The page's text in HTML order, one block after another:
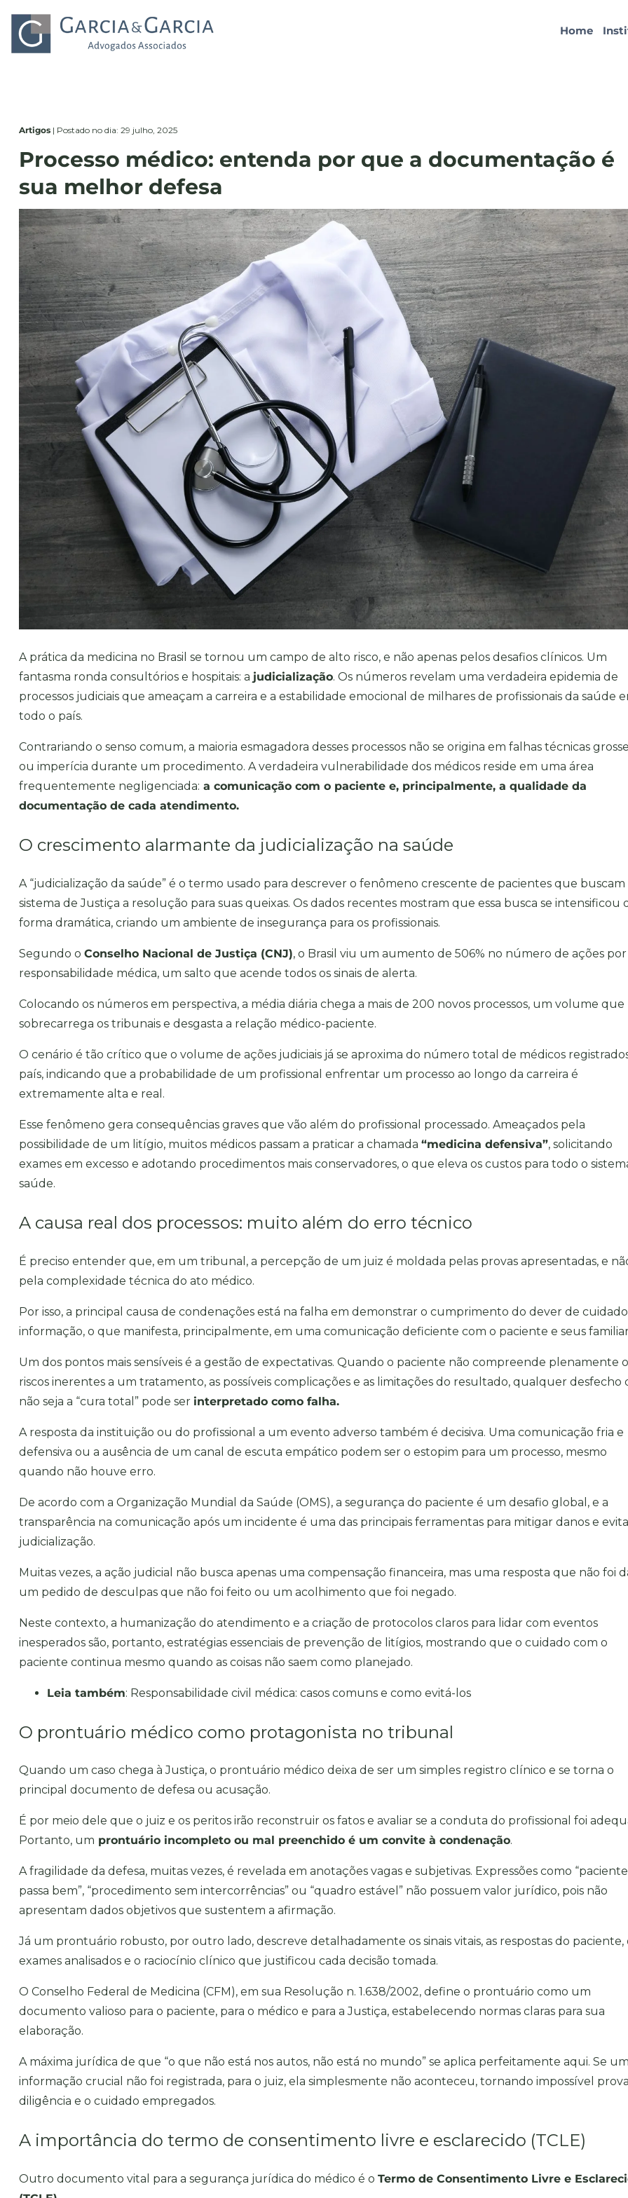
Home
Artigos | Postado no dia: 29 julho, 2025
Processo médico: entenda por que a documentação é
sua melhor defesa
A prática da medicina no Brasil se tornou um campo de alto risco, e não apenas pelos desafios clínicos. Um
fantasma ronda consultórios e hospitais: a judicialização. Os números revelam uma verdadeira epidemia de
processos judiciais que ameaçam a carreira e a estabilidade emocional de milhares de profissionais da saúde
todo o país.
Contrariando o senso comum, a maioria esmagadora desses processos não se origina em falhas técnicas
ou imperícia durante um procedimento. A verdadeira vulnerabilidade dos médicos reside em uma área
frequentemente negligenciada: a comunicação com o paciente e, principalmente, a qualidade da
documentação de cada atendimento.
O crescimento alarmante da judicialização na saúde
A “judicialização da saúde” é o termo usado para descrever o fenômeno crescente de pacientes que buscam
sistema de Justiça a resolução para suas queixas. Os dados recentes mostram que essa busca se intensificou
forma dramática, criando um ambiente de insegurança para os profissionais.
Segundo o Conselho Nacional de Justiça (CNJ), o Brasil viu um aumento de 506% no número de ações por
responsabilidade médica, um salto que acende todos os sinais de alerta.
Colocando os números em perspectiva, a média diária chega a mais de 200 novos processos, um volume que
sobrecarrega os tribunais e desgasta a relação médico-paciente.
O cenário é tão crítico que o volume de ações judiciais já se aproxima do número total de médicos
país, indicando que a probabilidade de um profissional enfrentar um processo ao longo da carreira é
extremamente alta e real.
Esse fenômeno gera consequências graves que vão além do profissional processado. Ameaçados pela
possibilidade de um litígio, muitos médicos passam a praticar a chamada “medicina defensiva”, solicitando
exames em excesso e adotando procedimentos mais conservadores, o que eleva os custos para todo o
saúde.
A causa real dos processos: muito além do erro técnico
É preciso entender que, em um tribunal, a percepção de um juiz é moldada pelas provas apresentadas, e
pela complexidade técnica do ato médico.
Por isso, a principal causa de condenações está na falha em demonstrar o cumprimento do dever de
informação, o que manifesta, principalmente, em uma comunicação deficiente com o paciente e seus
Um dos pontos mais sensíveis é a gestão de expectativas. Quando o paciente não compreende plenamente
riscos inerentes a um tratamento, as possíveis complicações e as limitações do resultado, qualquer desfecho
não seja a “cura total” pode ser interpretado como falha.
A resposta da instituição ou do profissional a um evento adverso também é decisiva. Uma comunicação fria e
defensiva ou a ausência de um canal de escuta empático podem ser o estopim para um processo, mesmo
quando não houve erro.
De acordo com a Organização Mundial da Saúde (OMS), a segurança do paciente é um desafio global , e a
transparência na comunicação após um incidente é uma das principais ferramentas para mitigar danos e
judicialização.
Muitas vezes, a ação judicial não busca apenas uma compensação financeira, mas uma resposta que não foi
um pedido de desculpas que não foi feito ou um acolhimento que foi negado.
Neste contexto, a humanização do atendimento e a criação de protocolos claros para lidar com eventos
inesperados são, portanto, estratégias essenciais de prevenção de litígios, mostrando que o cuidado com o
paciente continua mesmo quando as coisas não saem como planejado.
Leia também: Responsabilidade civil médica: casos comuns e como evitá-los
O prontuário médico como protagonista no tribunal
Quando um caso chega à Justiça, o prontuário médico deixa de ser um simples registro clínico e se torna o
principal documento de defesa ou acusação.
É por meio dele que o juiz e os peritos irão reconstruir os fatos e avaliar se a conduta do profissional foi
Portanto, um prontuário incompleto ou mal preenchido é um convite à condenação.
A fragilidade da defesa, muitas vezes, é revelada em anotações vagas e subjetivas. Expressões como “paciente
passa bem”, “procedimento sem intercorrências” ou “quadro estável” não possuem valor jurídico, pois não
apresentam dados objetivos que sustentem a afirmação.
Já um prontuário robusto, por outro lado, descreve detalhadamente os sinais vitais, as respostas do paciente,
exames analisados e o raciocínio clínico que justificou cada decisão tomada.
O Conselho Federal de Medicina (CFM), em sua Resolução n. 1.638/2002, define o prontuário como um
documento valioso para o paciente, para o médico e para a Justiça, estabelecendo normas claras para sua
elaboração.
A máxima jurídica de que “o que não está nos autos, não está no mundo” se aplica perfeitamente aqui. Se
informação crucial não foi registrada, para o juiz, ela simplesmente não aconteceu, tornando impossível
diligência e o cuidado empregados.
A importância do termo de consentimento livre e esclarecido (TCLE)
Outro documento vital para a segurança jurídica do médico é o Termo de Consentimento Livre e